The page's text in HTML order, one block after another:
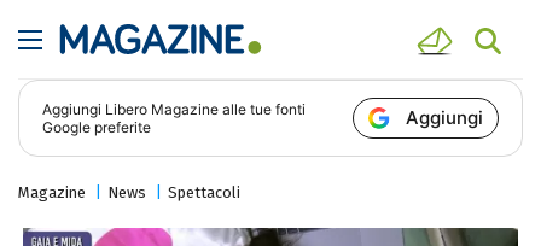
Aggiungi Libero Magazine alle tue fonti
Google preferite
Aggiungi
Magazine News Spettacoli